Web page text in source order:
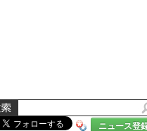
ニュース登